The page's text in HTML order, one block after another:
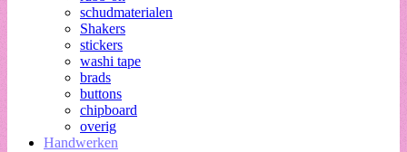
schudmaterialen
Shakers
stickers
washi tape
brads
buttons
chipboard
overig
Handwerken